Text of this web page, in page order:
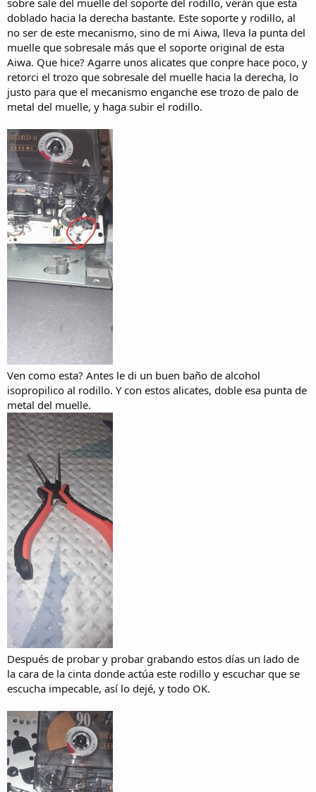
doblado hacia la derecha bastante. Este soporte y rodillo, al
no ser de este mecanismo, sino de mi Aiwa, lleva la punta del
muelle que sobresale más que el soporte original de esta
Aiwa. Que hice? Agarre unos alicates que conpre hace poco, y
retorci el trozo que sobresale del muelle hacia la derecha, lo
justo para que el mecanismo enganche ese trozo de palo de
metal del muelle, y haga subir el rodillo.
Ven como esta? Antes le di un buen baño de alcohol
isopropilico al rodillo. Y con estos alicates, doble esa punta de
metal del muelle.
Después de probar y probar grabando estos días un lado de
la cara de la cinta donde actúa este rodillo y escuchar que se
escucha impecable, así lo dejé, y todo OK.